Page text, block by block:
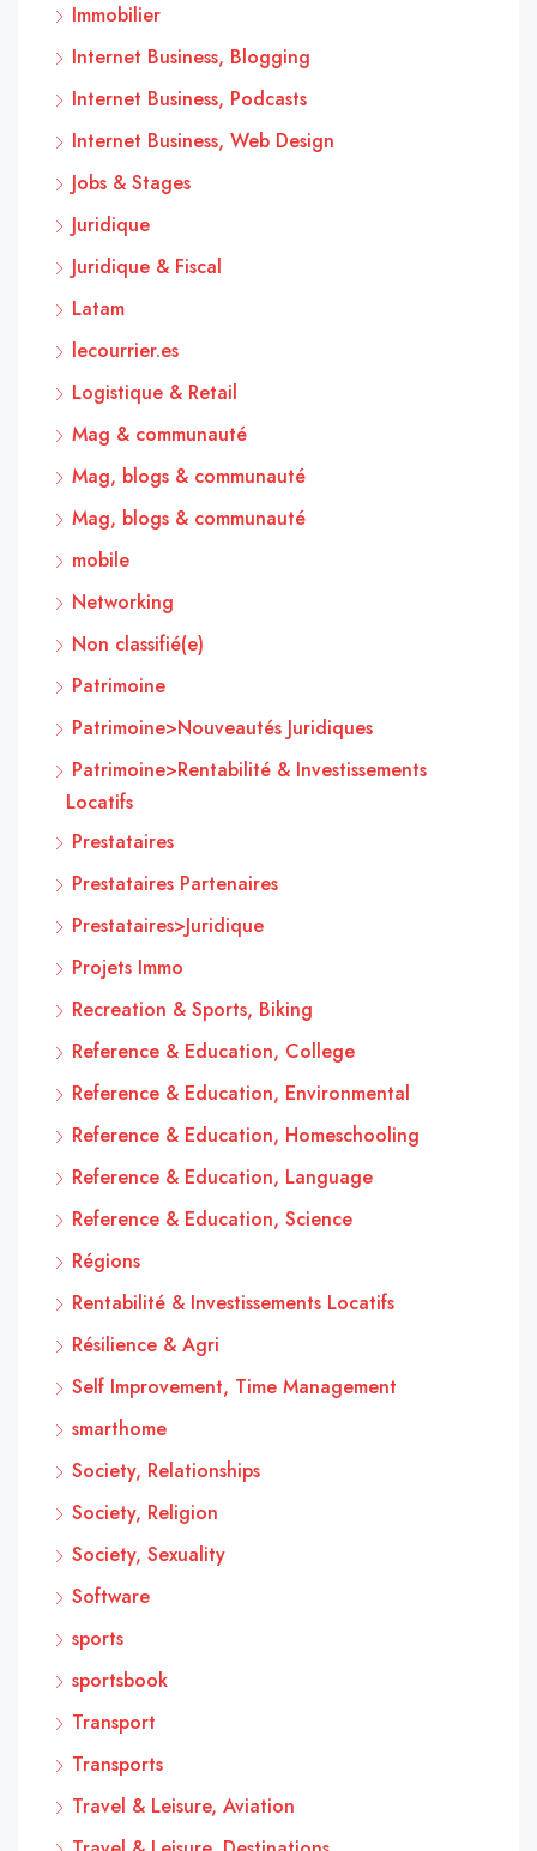
Immobilier
Internet Business, Blogging
Internet Business, Podcasts
Internet Business, Web Design
Jobs & Stages
Juridique
Juridique & Fiscal
Latam
lecourrier.es
Logistique & Retail
Mag & communauté
Mag, blogs & communauté
Mag, blogs & communauté
mobile
Networking
Non classifié(e)
Patrimoine
Patrimoine>Nouveautés Juridiques
Patrimoine>Rentabilité & Investissements
Locatifs
Prestataires
Prestataires Partenaires
Prestataires>Juridique
Projets Immo
Recreation & Sports, Biking
Reference & Education, College
Reference & Education, Environmental
Reference & Education, Homeschooling
Reference & Education, Language
Reference & Education, Science
Régions
Rentabilité & Investissements Locatifs
Résilience & Agri
Self Improvement, Time Management
smarthome
Society, Relationships
Society, Religion
Society, Sexuality
Software
sports
sportsbook
Transport
Transports
Travel & Leisure, Aviation